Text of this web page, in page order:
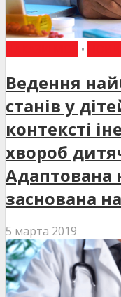
•
Ведення
станів у
контексті
хвороб
Адаптована
заснована
5 марта 2019